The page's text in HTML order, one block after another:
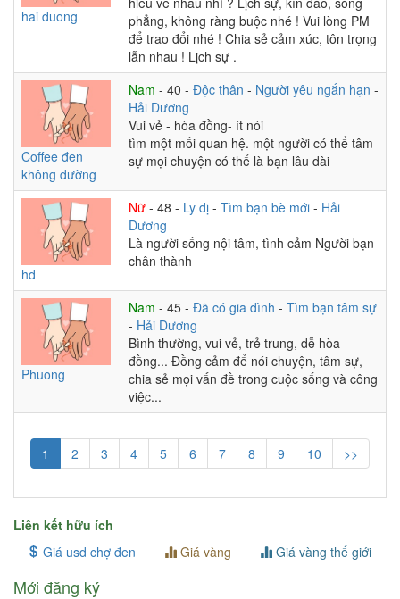
hai duong
phẳng, không ràng buộc nhé ! Vui lòng PM
để trao đổi nhé ! Chia sẻ cảm xúc, tôn trọng
lẫn nhau ! Lịch sự .
Coffee đen
không đường
Nam - 40 - Độc thân - Người yêu ngắn hạn -
Hải Dương
Vui vẻ - hòa đồng- ít nói
tìm một mối quan hệ. một người có thể tâm
sự mọi chuyện có thể là bạn lâu dài
hd
Nữ - 48 - Ly dị - Tìm bạn bè mới - Hải
Dương
Là người sống nội tâm, tình cảm Người bạn
chân thành
Phuong
Nam - 45 - Đã có gia đình - Tìm bạn tâm sự
- Hải Dương
Bình thường, vui vẻ, trẻ trung, dễ hòa
đồng... Đồng cảm để nói chuyện, tâm sự,
chia sẻ mọi vấn đề trong cuộc sống và công
việc...
1 2 3 4 5 6 7 8 9 10 >>
Liên kết hữu ích
Giá usd chợ đen
Giá vàng Giá vàng thế giới
Mới đăng ký